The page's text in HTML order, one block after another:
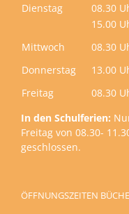
Dienstag
08.30
15.00
Mittwoch
08.30
Donnerstag
13.00
Freitag
08.30
In den Schulferien:
Freitag von 08.30-
geschlossen.
ÖFFNUNGSZEITEN